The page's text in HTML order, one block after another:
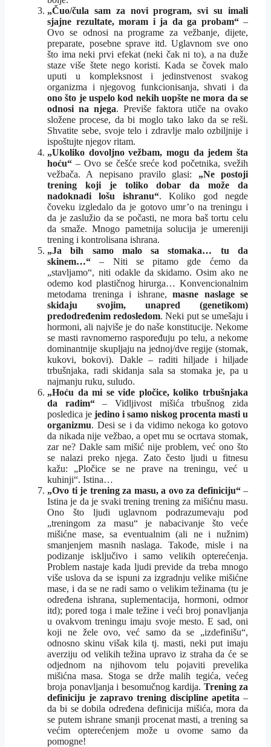
„Čuo/čula sam za novi program, svi su imali
sjajne rezultate, moram i ja da ga probam“–
Ovo se odnosi na programe za vežbanje, dijete,
preparate, posebne sprave itd. Uglavnom sve ono
što ima neki prvi efekat (neki čak ni to), a na duže
staze više štete nego koristi. Kada se čovek malo
uputi u kompleksnost i jedinstvenost svakog
organizma i njegovog funkcionisanja, shvati i da
ono što je uspelo kod nekih uopšte ne mora da se
odnosi na njega. Previše faktora utiče na ovako
složene procese, da bi moglo tako lako da se reši.
Shvatite sebe, svoje telo i zdravlje malo ozbiljnije i
ispoštujte njegov ritam.
„Ukoliko dovoljno vežbam, mogu da jedem šta
hoću“ – Ovo se češće sreće kod početnika, svežih
vežbača. A nepisano pravilo glasi: „Ne postoji
trening koji je toliko dobar da može da
nadoknadi lošu ishranu“. Koliko god negde
čoveku izgledalo da je gotovo umr’o na treningu i
da je zaslužio da se počasti, ne mora baš tortu celu
da smaže. Mnogo pametnija solucija je umereniji
trening i kontrolisana ishrana.
„Ja bih samo malo sa stomaka… tu da
skinem…“ – Niti se pitamo gde ćemo da
„stavljamo“, niti odakle da skidamo. Osim ako ne
odemo kod plastičnog hirurga… Konvencionalnim
metodama treninga i ishrane, masne naslage se
skidaju svojim, unapred (genetikom)
predodređenim redosledom. Neki put se umešaju i
hormoni, ali najviše je do naše konstitucije. Nekome
se masti ravnomerno raspoređuju po telu, a nekome
dominantnije skupljaju na jednoj/dve regije (stomak,
kukovi, bokovi). Dakle – raditi hiljade i hiljade
trbušnjaka, radi skidanja sala sa stomaka je, pa u
najmanju ruku, suludo.
„Hoću da mi se vide pločice, koliko trbušnjaka
da radim“– Vidljivost mišića trbušnog zida
posledica je jedino i samo niskog procenta masti u
organizmu. Desi se i da vidimo nekoga ko gotovo
da nikada nije vežbao, a opet mu se ocrtava stomak,
zar ne? Dakle sam mišić nije problem, već ono što
se nalazi preko njega. Zato često ljudi u fitnesu
kažu: „Pločice se ne prave na treningu, već u
kuhinji“. Istina…
„Ovo ti je trening za masu, a ovo za definiciju“–
Istina je da je svaki trening trening za mišićnu masu.
Ono što ljudi uglavnom podrazumevaju pod
„treningom za masu“ je nabacivanje što veće
mišićne mase, sa eventualnim (ali ne i nužnim)
smanjenjem masnih naslaga. Takođe, misle i na
podizanje isključivo i samo velikih opterećenja.
Problem nastaje kada ljudi previde da treba mnogo
više uslova da se ispuni za izgradnju velike mišićne
mase, i da se ne radi samo o velikim težinama (tu je
određena ishrana, suplementacija, hormoni, odmor
itd); pored toga i male težine i veći broj ponavljanja
u ovakvom treningu imaju svoje mesto. E sad, oni
koji ne žele ovo, već samo da se „izdefinišu“,
odnosno skinu višak kila tj. masti, neki put imaju
averziju od velikih težina upravo iz straha da će se
odjednom na njihovom telu pojaviti prevelika
mišićna masa. Stoga se drže malih tegića, većeg
broja ponavljanja i besomučnog kardija. Trening za
definiciju je zapravo trening discipline apetita –
da bi se dobila određena definicija mišića, mora da
se putem ishrane smanji procenat masti, a trening sa
većim opterećenjem može u ovome samo da
pomogne!